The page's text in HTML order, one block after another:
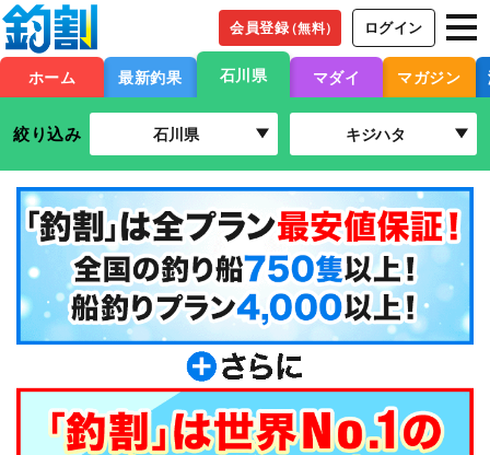
会員登録（無料） ログイン
ホーム 最新釣果 石川県 マダイ マガジン
絞り込み 石川県 キジハタ